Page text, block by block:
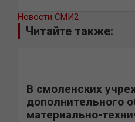
Новости СМИ2
Читайте также:
В смоленских
дополнительного
материально-